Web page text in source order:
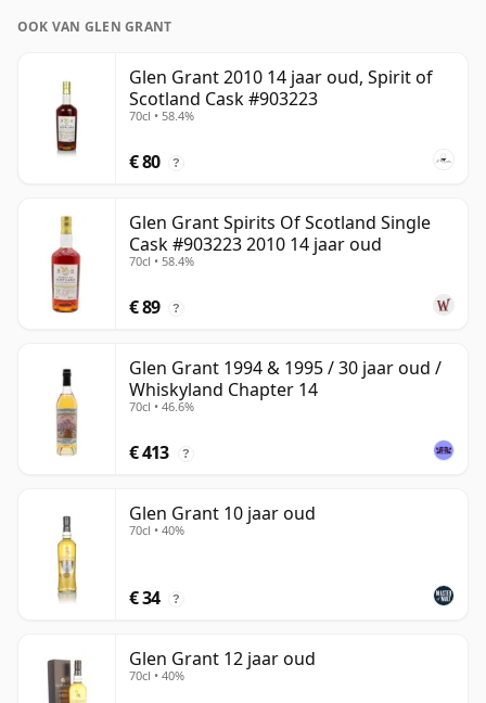
OOK VAN GLEN GRANT
Glen Grant 2010 14 jaar oud, Spirit of
Scotland Cask #903223
70cl • 58.4%
€ 80 ?
Glen Grant Spirits Of Scotland Single
Cask #903223 2010 14 jaar oud
70cl • 58.4%
€ 89 ?
Glen Grant 1994 & 1995 / 30 jaar oud /
Whiskyland Chapter 14
70cl • 46.6%
€ 413 ?
Glen Grant 10 jaar oud
70cl • 40%
€ 34 ?
Glen Grant 12 jaar oud
70cl • 40%